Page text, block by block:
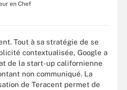
en Chef
Tout à sa stratégie de se
contextualisée, Google a
de la start-up californienne
non communiqué. La
de Teracent permet de